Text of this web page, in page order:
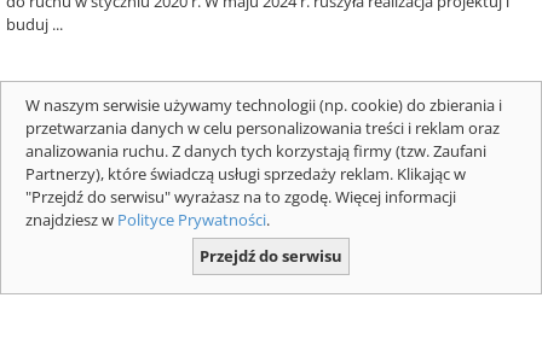
buduj ...
więcej map i planów
ZOBACZ PODOBNE
DROGI W POLSCE
W naszym serwisie używamy technologii (np. cookie) do zbierania i
przetwarzania danych w celu personalizowania treści i reklam oraz
analizowania ruchu. Z danych tych korzystają firmy (tzw. Zaufani
Partnerzy), które świadczą usługi sprzedaży reklam. Klikając w
"Przejdź do serwisu" wyrażasz na to zgodę. Więcej informacji
znajdziesz w Polityce Prywatności.
Przejdź do serwisu